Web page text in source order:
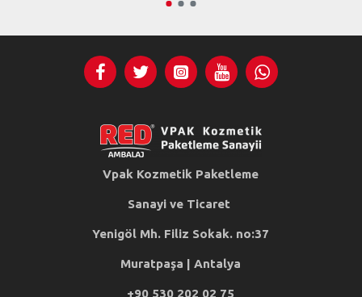
Vpak Kozmetik Paketleme
Sanayi ve Ticaret
Yenigöl Mh. Filiz Sokak. no:37
Muratpaşa | Antalya
+90 530 202 02 75